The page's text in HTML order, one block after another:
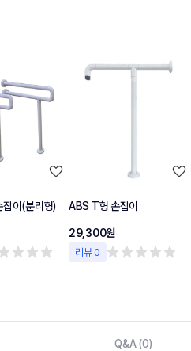
이(분리형) ABS T형 손잡이
29,300원
리뷰 0
Q&A (0)